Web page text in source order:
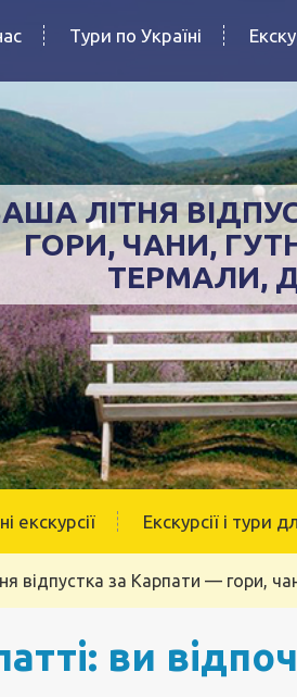
Тури по Україні
ЛІТНЯ
ГОРИ, ЧАНИ,
ТЕРМАЛИ,
екскурсії Екскурсії і тури
відпустка за Карпати — гори,
ви